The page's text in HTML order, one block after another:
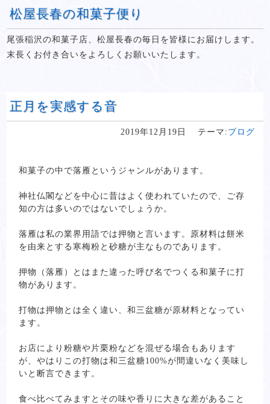
松屋長春の和菓子便り
尾張稲沢の和菓子店、松屋長春の毎日を皆様にお届けします。
末長くお付き合いをよろしくお願いいたします。
正月を実感する音
2019年12月19日 テーマ: ブログ
和菓子の中で落雁というジャンルがあります。
神社仏閣などを中心に昔はよく使われていたので、ご存
知の方は多いのではないでしょうか。
落雁は私の業界用語では押物と言います。原材料は餅米
を由来とする寒梅粉と砂糖が主なものであります。
押物（落雁）とはまた違った呼び名でつくる和菓子に打
物があります。
打物は押物とは全く違い、和三盆糖が原材料となってい
ます。
お店により粉糖や片栗粉などを混ぜる場合もあります
が、やはりこの打物は和三盆糖100%が間違いなく美味し
いと断言できます。
食べ比べてみますとその味や香りに大きな差があること